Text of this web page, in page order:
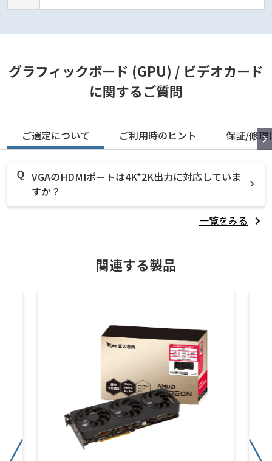
グラフィックボード (GPU) / ビデオカード
に関するご質問
ご選定について ご利用時のヒント 保証/修理
VGAのHDMIポートは4K*2K出力に対応していま
すか？
一覧をみる
関連する製品